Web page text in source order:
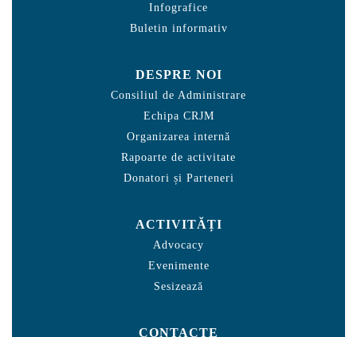
Infografice
Buletin informativ
DESPRE NOI
Consiliul de Administrare
Echipa CRJM
Organizarea internă
Rapoarte de activitate
Donatori și Parteneri
ACTIVITĂȚI
Advocacy
Evenimente
Sesizează
CONTACTE